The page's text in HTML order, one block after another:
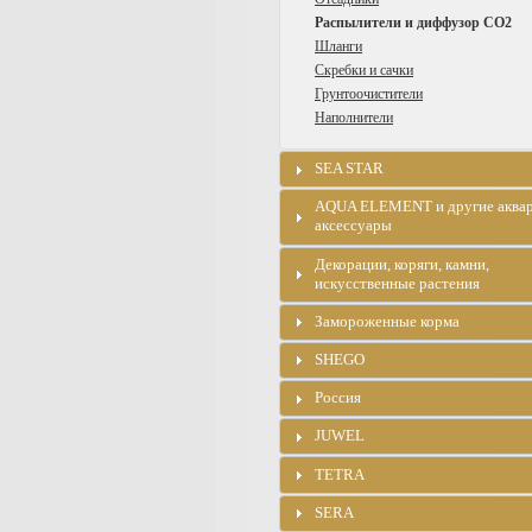
Распылители и диффузор CO2
Шланги
Скребки и сачки
Грунтоочистители
Наполнители
SEA STAR
AQUA ELEMENT и другие
аксессуары
Декорации, коряги, камни,
искусственные растения
Замороженные корма
SHEGO
Россия
JUWEL
TETRA
SERA